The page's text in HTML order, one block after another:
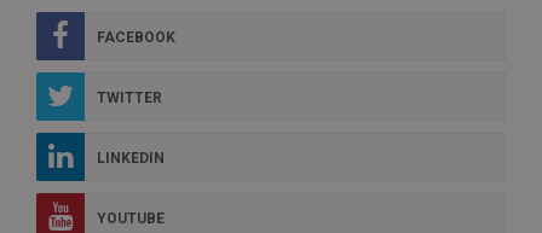
FACEBOOK
TWITTER
LINKEDIN
YOUTUBE